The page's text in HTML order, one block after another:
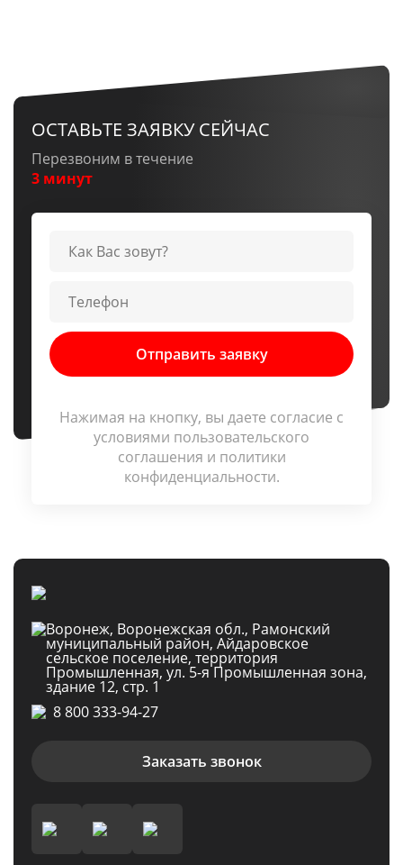
ОСТАВЬТЕ ЗАЯВКУ СЕЙЧАС
Перезвоним в течение
3 минут
Нажимая на кнопку, вы даете согласие c
условиями пользовательского
соглашения и политики
конфиденциальности.
Воронеж, Воронежская обл., Рамонский
муниципальный район, Айдаровское
сельское поселение, территория
Промышленная, ул. 5-я Промышленная зона,
здание 12, стр. 1
8 800 333-94-27
Заказать звонок